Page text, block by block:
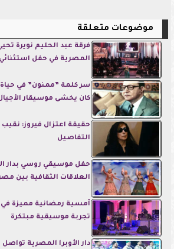
موضوعات متعلقة
فرقة عبد الحليم نويرة
المصرية في حفل استثنائي
سر كلمة ”ممنون” في حياة
كان يخشى موسيقار
حقيقة اعتزال فيروز:
التفاصيل
حفل موسيقي روسي بدار
العلاقات الثقافية بين
أمسية رمضانية مميزة في
تجربة موسيقية مبتكرة
دار الأوبرا المصرية تواصل